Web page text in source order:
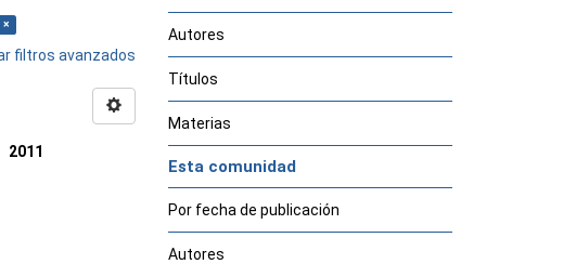
filtros avanzados
2011
Autores
Títulos
Materias
Esta comunidad
Por fecha de publicación
Autores